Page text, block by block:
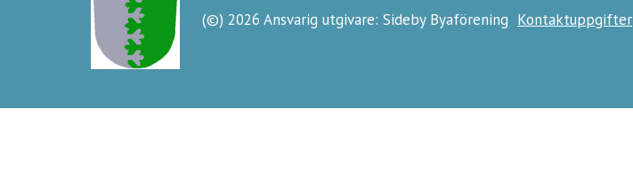
(©) 2026 Ansvarig utgivare: Sideby Byaförening Kontaktuppgifter